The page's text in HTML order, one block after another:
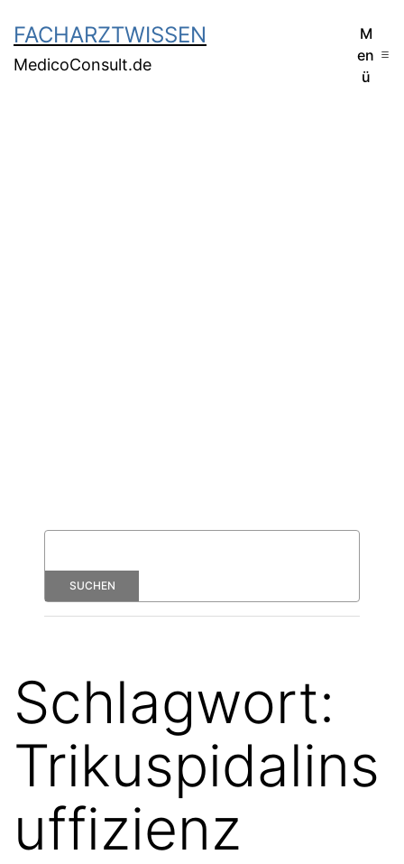
FACHARZTWISSEN
MedicoConsult.de
M
en
ü
Schlagwort:
Trikuspidalins
uffizienz